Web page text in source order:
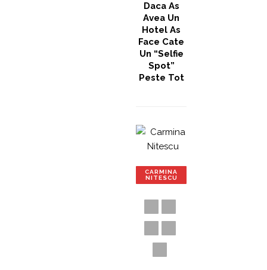
Daca As
Avea Un
Hotel As
Face Cate
Un “selfie
Spot”
Peste Tot
CARMINA
NITESCU